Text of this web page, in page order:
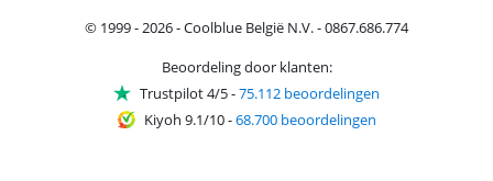
© 1999 - 2026 - Coolblue België N.V. - 0867.686.774
Beoordeling door klanten:
Trustpilot 4/5-75.112 beoordelingen
Kiyoh 9.1/10-68.700 beoordelingen